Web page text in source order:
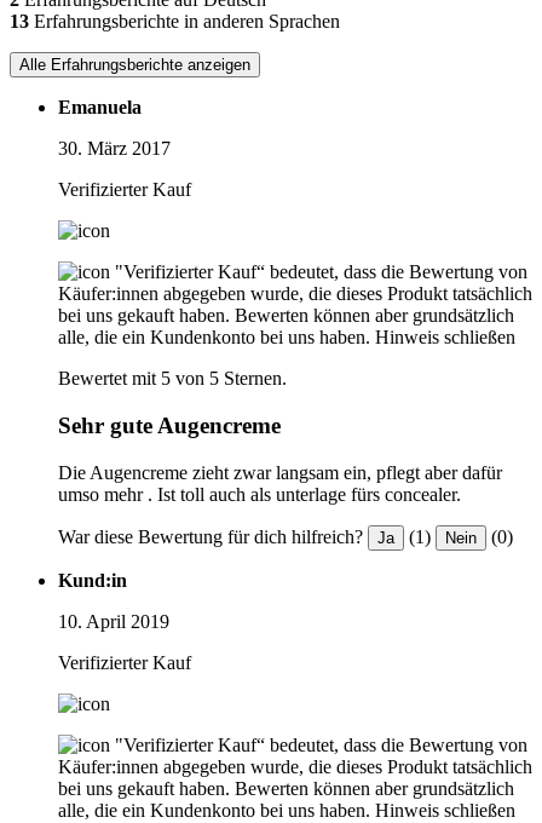
13 Erfahrungsberichte in anderen Sprachen
Alle Erfahrungsberichte anzeigen
Emanuela
30. März 2017
Verifizierter Kauf
"Verifizierter Kauf“ bedeutet, dass die Bewertung von
Käufer:innen abgegeben wurde, die dieses Produkt tatsächlich
bei uns gekauft haben. Bewerten können aber grundsätzlich
alle, die ein Kundenkonto bei uns haben. Hinweis schließen
Bewertet mit 5 von 5 Sternen.
Sehr gute Augencreme
Die Augencreme zieht zwar langsam ein, pflegt aber dafür
umso mehr . Ist toll auch als unterlage fürs concealer.
War diese Bewertung für dich hilfreich? Ja (1) Nein (0)
Kund:in
10. April 2019
Verifizierter Kauf
"Verifizierter Kauf“ bedeutet, dass die Bewertung von
Käufer:innen abgegeben wurde, die dieses Produkt tatsächlich
bei uns gekauft haben. Bewerten können aber grundsätzlich
alle, die ein Kundenkonto bei uns haben. Hinweis schließen